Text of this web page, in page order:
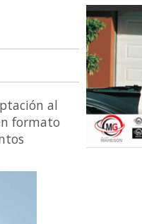
al
formato